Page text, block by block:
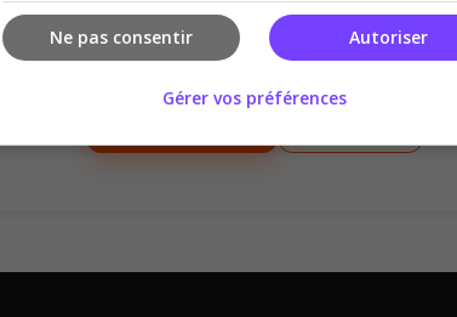
Vous devez être connecté pour ajouter
Autoriser
Ne pas consentir
Gérer vos préférences